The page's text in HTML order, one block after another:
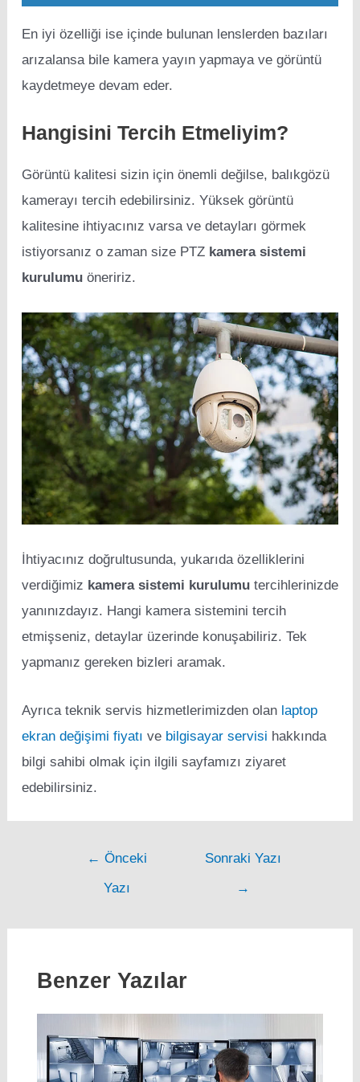
En iyi özelliği ise içinde bulunan lenslerden bazıları
arızalansa bile kamera yayın yapmaya ve görüntü
kaydetmeye devam eder.
Hangisini Tercih Etmeliyim?
Görüntü kalitesi sizin için önemli değilse, balıkgözü
kamerayı tercih edebilirsiniz. Yüksek görüntü
kalitesine ihtiyacınız varsa ve detayları görmek
istiyorsanız o zaman size PTZ kamera sistemi
kurulumuöneririz.
İhtiyacınız doğrultusunda, yukarıda özelliklerini
verdiğimiz kamera sistemi kurulumutercihlerinizde
yanınızdayız. Hangi kamera sistemini tercih
etmişseniz, detaylar üzerinde konuşabiliriz. Tek
yapmanız gereken bizleri aramak.
Ayrıca teknik servis hizmetlerimizden olan laptop
ekran değişimi fiyatı ve bilgisayar servisi hakkında
bilgi sahibi olmak için ilgili sayfamızı ziyaret
edebilirsiniz.
navigation
← Önceki
Yazı
Sonraki Yazı
→
Benzer Yazılar